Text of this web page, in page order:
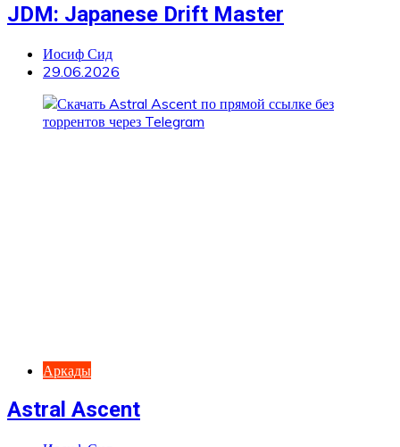
JDM: Japanese Drift Master
Иосиф Сид
29.06.2026
Аркады
Astral Ascent